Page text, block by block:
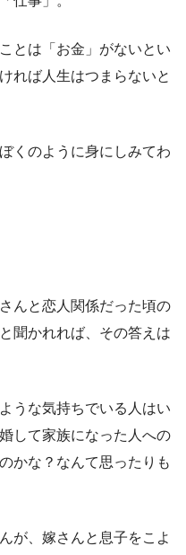
とは「お金」がないとい
れば人生はつまらないと
くのように身にしみてわ
んと恋人関係だった頃の
聞かれれば、その答えは
うな気持ちでいる人はい
して家族になった人への
かな？なんて思ったりも
が、嫁さんと息子をこよ